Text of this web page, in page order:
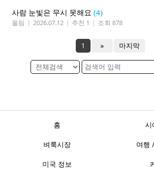
사람 눈빛은 무시 못해요 (4)
올림 | 2026.07.12 | 추천 1 | 조회 878
1 » 마지막
홈 시
벼룩시장 여행
미국 정보